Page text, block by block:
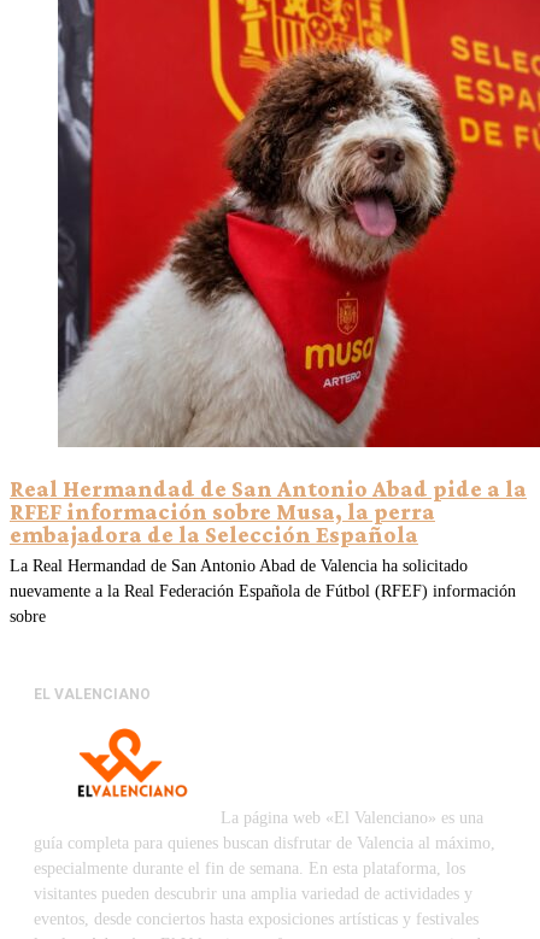
Real Hermandad de San Antonio Abad pide a la
RFEF información sobre Musa, la perra
embajadora de la Selección Española
La Real Hermandad de San Antonio Abad de Valencia ha solicitado
nuevamente a la Real Federación Española de Fútbol (RFEF) información
sobre
EL VALENCIANO
La página web «El Valenciano» es una
guía completa para quienes buscan disfrutar de Valencia al máximo,
especialmente durante el fin de semana. En esta plataforma, los
visitantes pueden descubrir una amplia variedad de actividades y
eventos, desde conciertos hasta exposiciones artísticas y festivales